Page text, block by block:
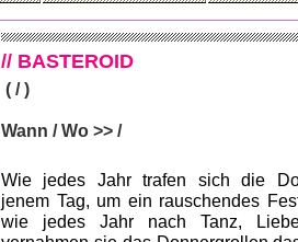
// BASTEROID
( / )
Wann / Wo >> /
Wie jedes Jahr trafen sich die
jenem Tag, um ein rauschendes
wie jedes Jahr nach Tanz,